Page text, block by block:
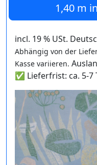
1,40 m
incl. 19 % USt.
Abhängig von der
Kasse variieren.
✅ Lieferfrist: ca. 5-7